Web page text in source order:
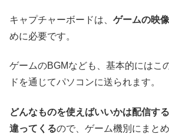
キャプチャーボードは、 ゲームの映
めに必要です。
ゲームのBGMなども、基本的にはこ
ドを通じてパソコンに送られます。
どんなものを使えばいいかは配信す
違ってくるので、ゲーム機別にまと